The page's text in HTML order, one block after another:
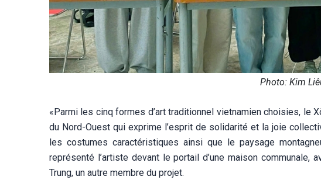
Photo: Kim
«Parmi les cinq formes d’art traditionnel vietnamien choisies, le
du Nord-Ouest qui exprime l’esprit de solidarité et la joie
les costumes caractéristiques ainsi que le paysage
représenté l’artiste devant le portail d’une maison
Trung, un autre membre du projet.